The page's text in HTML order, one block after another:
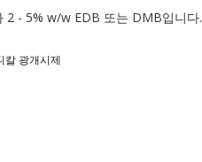
2 - 5% w/w EDB 또는 DMB입니다.
칼 광개시제